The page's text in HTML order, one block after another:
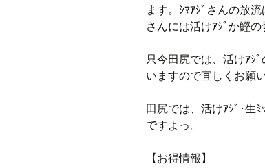
ます。ｼﾏｱｼﾞさんの放
さんには活けｱｼﾞか鰹
只今田尻では、活けｱｼ
いますので宜しくお願
田尻では、活けｱｼﾞ･生
ですよっ。
【お得情報】